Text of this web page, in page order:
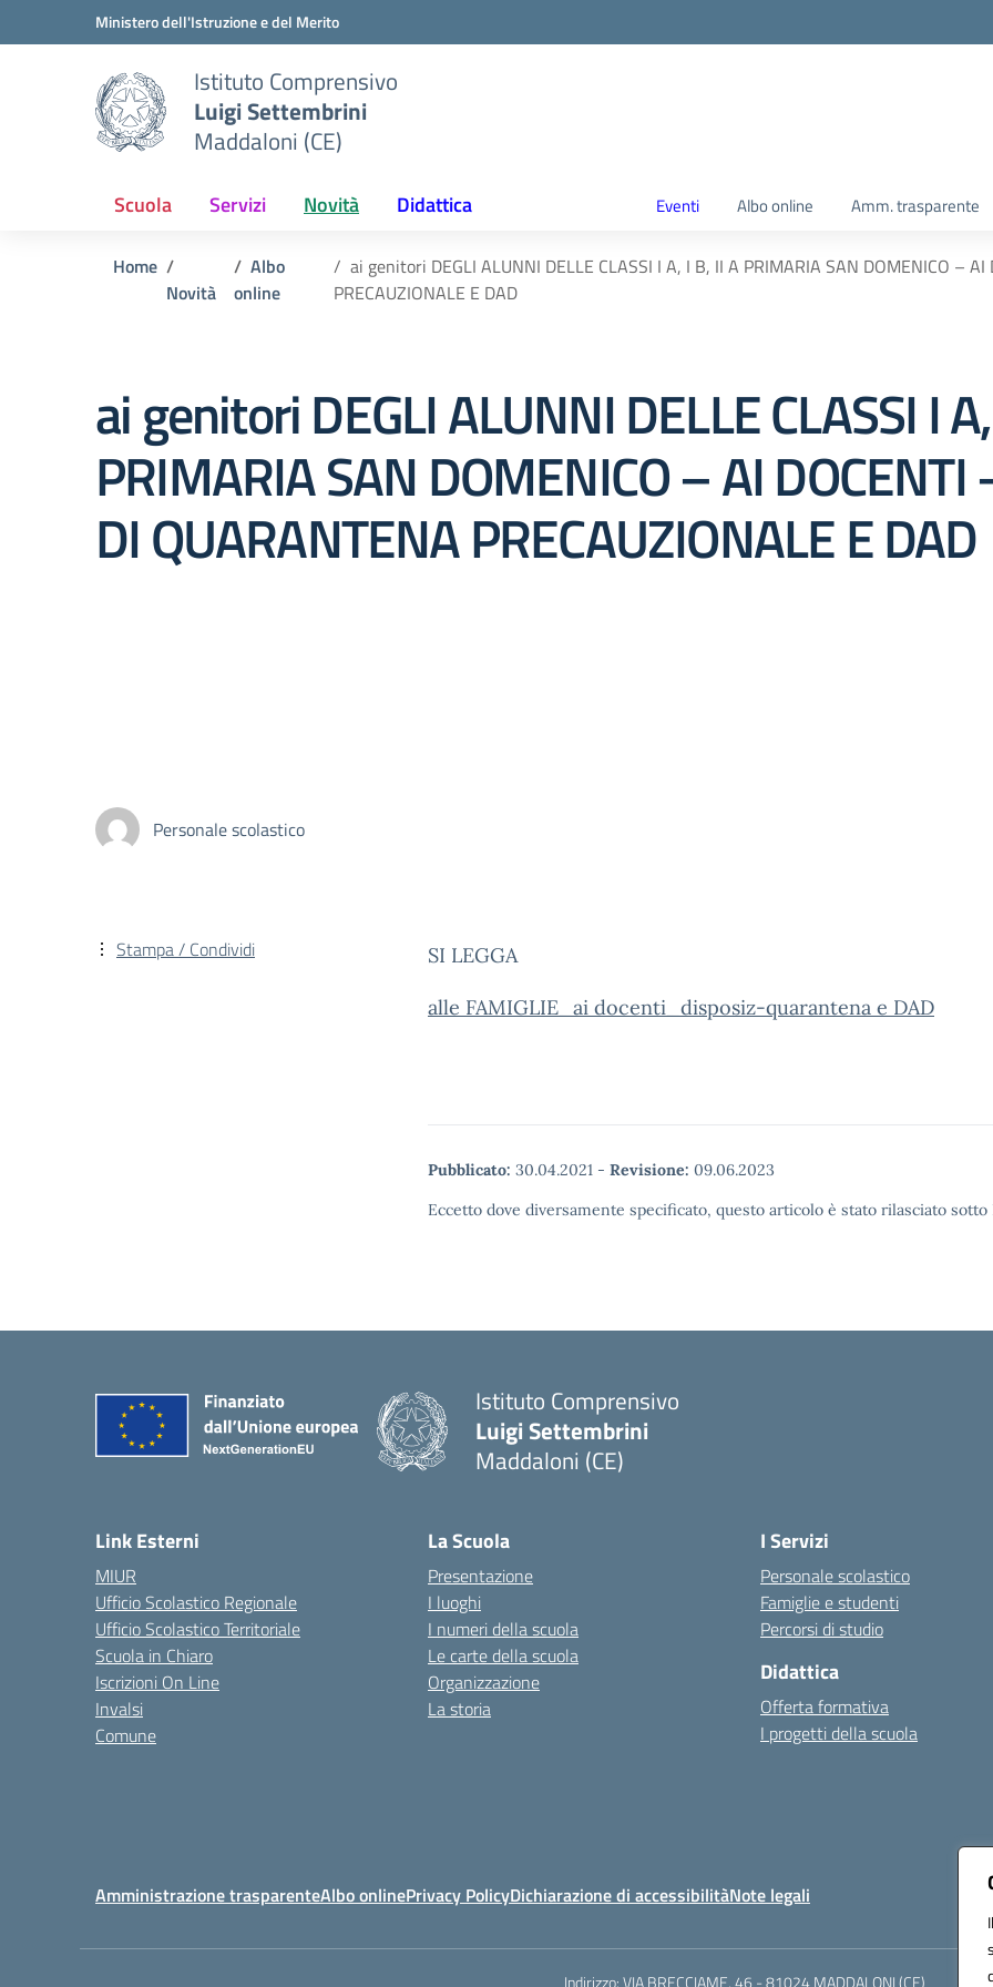
Vai ai contenuti
Vai al menu di navigazioneMinistero dell'Istruzione e del Merito
Istituto Comprensivo
Luigi Settembrini
Maddaloni (CE)
Scuola Servizi Novità Didattica Eventi Albo online Amm. trasparente
Home
Novità
Albo
online
ai genitori DEGLI ALUNNI DELLE CLASSI I A, I B, II A PRIMARIA SAN DOMENICO –
PRECAUZIONALE E DAD
ai genitori DEGLI ALUNNI DELLE CLASSI I
PRIMARIA SAN DOMENICO – AI DOCENTI
DI QUARANTENA PRECAUZIONALE E DAD
Personale scolastico
SI LEGGA
alle FAMIGLIE_ai docenti_disposiz-quarantena e DAD
Pubblicato: 30.04.2021 - Revisione: 09.06.2023
Eccetto dove diversamente specificato, questo articolo è stato rilasciato
Stampa / Condividi
Istituto Comprensivo
Luigi Settembrini
Maddaloni (CE)
Link Esterni
MIUR
Ufficio Scolastico Regionale
Ufficio Scolastico Territoriale
Scuola in Chiaro
Iscrizioni On Line
Invalsi
Comune
La Scuola
Presentazione
I luoghi
I numeri della scuola
Le carte della scuola
Organizzazione
La storia
I Servizi
Personale scolastico
Famiglie e studenti
Percorsi di studio
Didattica
Offerta formativa
I progetti della scuola
Amministrazione trasparenteAlbo onlinePrivacy PolicyDichiarazione di accessibilitàNote legali
Indirizzo: VIA BRECCIAME, 46 - 81024 MADDALONI (CE)